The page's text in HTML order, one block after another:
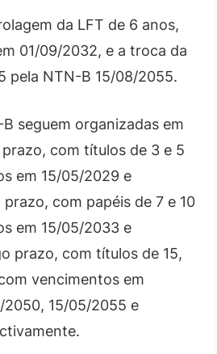
da LFT de 6 anos,
01/09/2032, e a troca da
pela NTN-B 15/08/2055.
seguem organizadas em
com títulos de 3 e 5
em 15/05/2029 e
com papéis de 7 e 10
em 15/05/2033 e
prazo, com títulos de 15,
vencimentos em
15/05/2055 e